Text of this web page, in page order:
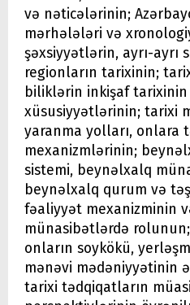
və nəticələrinin;
mərhələləri və
şəxsiyyətlərin, ayrı-ayrı
regionların tarixinin;
biliklərin inkişaf tarixinin
xüsusiyyətlərinin; tarixi
yaranma yolları, onlara
mexanizmlərinin;
sistemi, beynəlxalq
beynəlxalq qurum və
fəaliyyət mexanizminin
münasibətlərdə
onların soykökü,
mənəvi mədəniyyətinin
tarixi tədqiqatların